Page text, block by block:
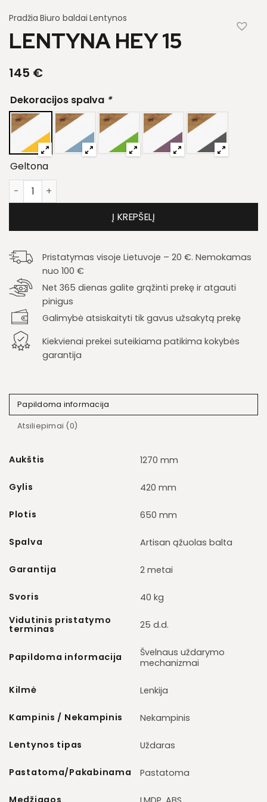
Pradžia Biuro baldai Lentynos
LENTYNA HEY 15
145 €
Dekoracijos spalva *
Geltona
produkto kiekis: Lentyna Hey 15
Į KREPŠELĮ
Pristatymas visoje Lietuvoje – 20 €. Nemokamas
nuo 100 €
Net 365 dienas galite grąžinti prekę ir atgauti
pinigus
Galimybė atsiskaityti tik gavus užsakytą prekę
Kiekvienai prekei suteikiama patikima kokybės
garantija
Papildoma informacija
Atsiliepimai (0)
Aukštis 1270 mm
Gylis 420 mm
Plotis 650 mm
Spalva Artisan ąžuolas balta
Garantija 2 metai
Svoris
40 kg
Vidutinis pristatymo
terminas 25 d.d.
Papildoma informacija
Švelnaus uždarymo
mechanizmai
Kilmė Lenkija
Kampinis / Nekampinis Nekampinis
Lentynos tipas Uždaras
Pastatoma/Pakabinama Pastatoma
Medžiagos